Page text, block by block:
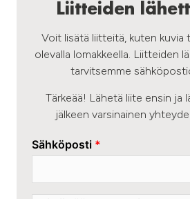
Liitteiden
Voit lisätä liitteitä, kuten kuvia
olevalla lomakkeella. Liitteiden
tarvitsemme
Tärkeää! Lähetä liite ensin ja
jälkeen varsinainen